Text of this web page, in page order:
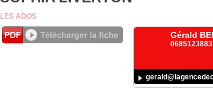
LES ADOS
Gérald
0685123883